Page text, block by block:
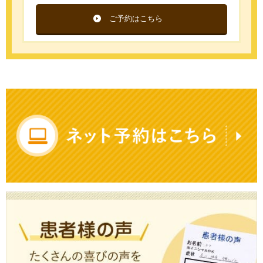
ご予約はこちら